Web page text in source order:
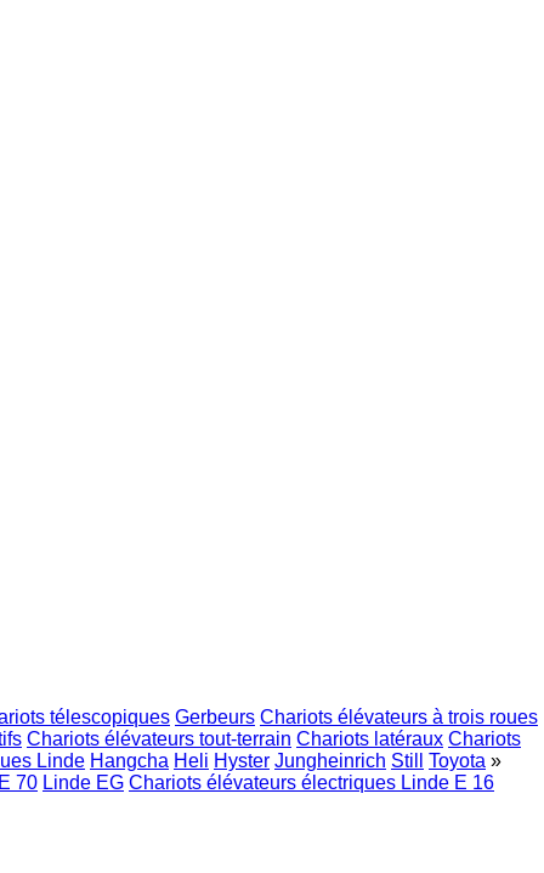
télescopiques Gerbeurs Chariots élévateurs à trois roues
Chariots élévateurs tout-terrain Chariots latéraux Chariots
Linde Hangcha Heli Hyster Jungheinrich Still Toyota »
70 Linde EG Chariots élévateurs électriques Linde E 16